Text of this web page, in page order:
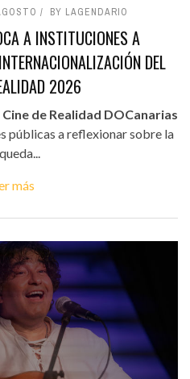
BY LAGENDARIO
A INSTITUCIONES A
DEL
2026
de Realidad DOCanarias
públicas a reflexionar sobre la
más